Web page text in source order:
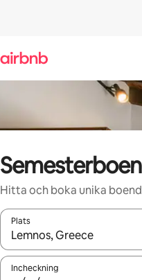
Hitta och boka unika
Plats
När resultaten är tillgängliga
Incheckning